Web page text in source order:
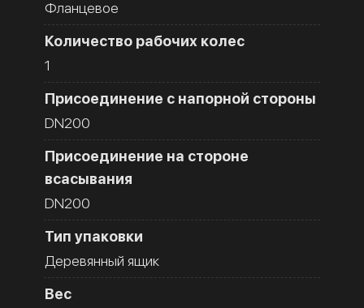
Фланцевое
Количество рабочих колес
1
Присоединение с напорной стороны
DN200
Присоединение на стороне
всасывания
DN200
Тип упаковки
Деревянный ящик
Вес